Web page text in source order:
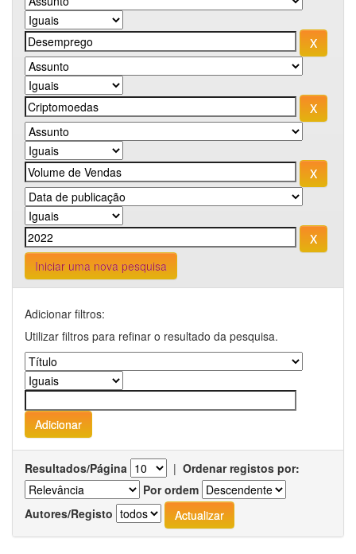
Iniciar uma nova pesquisa
Adicionar filtros:
Utilizar filtros para refinar o resultado da pesquisa.
Resultados/Página | Ordenar registos por:
Por ordem
Autores/Registo